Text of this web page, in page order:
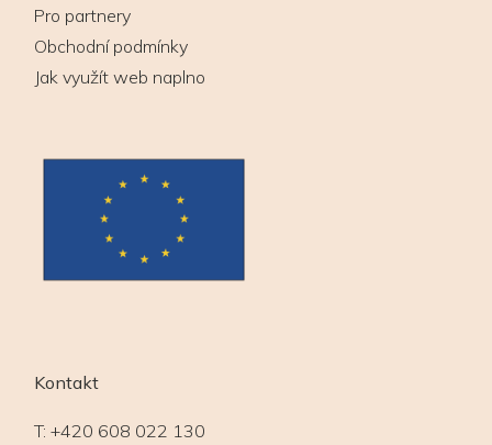
Pro partnery
Obchodní podmínky
Jak využít web naplno
Kontakt
T: +420 608 022 130